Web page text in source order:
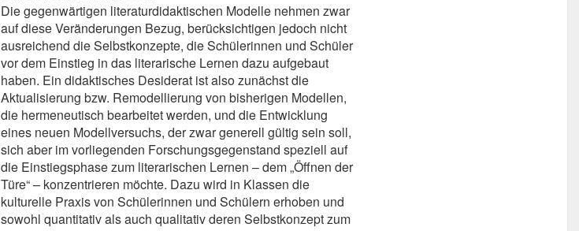
Die gegenwärtigen literaturdidaktischen Modelle nehmen zwar
auf diese Veränderungen Bezug, berücksichtigen jedoch nicht
ausreichend die Selbstkonzepte, die Schülerinnen und Schüler
vor dem Einstieg in das literarische Lernen dazu aufgebaut
haben. Ein didaktisches Desiderat ist also zunächst die
Aktualisierung bzw. Remodellierung von bisherigen Modellen,
die hermeneutisch bearbeitet werden, und die Entwicklung
eines neuen Modellversuchs, der zwar generell gültig sein soll,
sich aber im vorliegenden Forschungsgegenstand speziell auf
die Einstiegsphase zum literarischen Lernen – dem „Öffnen der
Türe“ – konzentrieren möchte. Dazu wird in Klassen die
kulturelle Praxis von Schülerinnen und Schülern erhoben und
sowohl quantitativ als auch qualitativ deren Selbstkonzept zum